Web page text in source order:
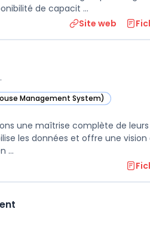
de capacit ...
Site web
Management System)
une maîtrise complète de
les données et offre une
...